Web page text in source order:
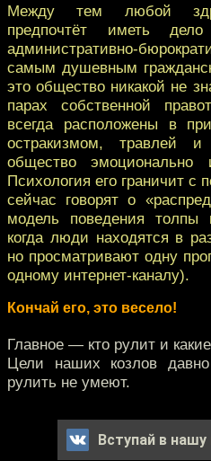
Между тем любой
предпочтёт иметь
административно-
самым душевным
это общество никакой не
парах собственной
всегда расположены в
остракизмом, травлей и
общество
Психология его граничит с
сейчас говорят о
модель поведения толпы
когда люди находятся в
но просматривают одну
одному интернет-каналу).
Кончай его, это весело!
Главное — кто рулит и
Цели наших козлов
рулить не умеют.
Вступай в нашу